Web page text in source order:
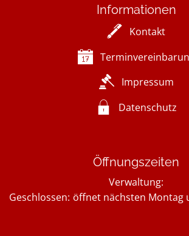
Informationen
Kontakt
Impressum
Datenschutz
Öffnungszeiten
Verwaltung:
Klicken, um weitere Öffnungs- oder
Geschlossen: öffnet nächsten Montag